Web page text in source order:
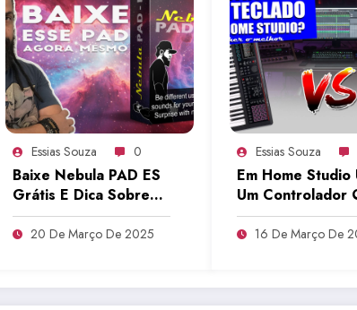
Essias Souza 0
Baixe Nebula PAD ES
Grátis E Dica Sobre
Setup | Tudo Sobre
Teclado Musical
20 De Março De 2025
Essias Souza
Em Home Studio
Um Controlador
Teclado Com
Tudo Sobre
16 De Março De